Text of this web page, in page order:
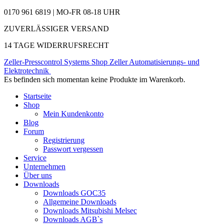
0170 961 6819 | MO-FR 08-18 UHR
ZUVERLÄSSIGER VERSAND
14 TAGE WIDERRUFSRECHT
Zeller-Presscontrol Systems Shop Zeller Automatisierungs- und
Elektrotechnik
Es befinden sich momentan keine Produkte im Warenkorb.
Startseite
Shop
Mein Kundenkonto
Blog
Forum
Registrierung
Passwort vergessen
Service
Unternehmen
Über uns
Downloads
Downloads GOC35
Allgemeine Downloads
Downloads Mitsubishi Melsec
Downloads AGB`s